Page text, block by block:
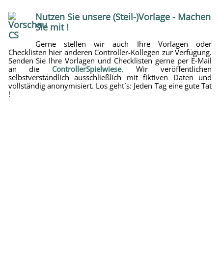
Nutzen Sie unsere (Steil-)Vorlage - Machen
Sie mit !
Gerne stellen wir auch Ihre Vorlagen oder
Checklisten hier anderen Controller-Kollegen zur Verfügung.
Senden Sie Ihre Vorlagen und Checklisten gerne per E-Mail
an die ControllerSpielwiese. Wir veröffentlichen
selbstverständlich ausschließlich mit fiktiven Daten und
vollständig anonymisiert. Los geht´s: Jeden Tag eine gute Tat
!